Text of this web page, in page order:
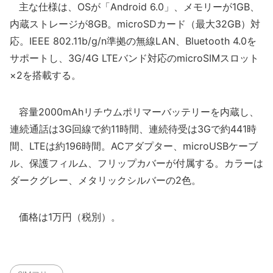
主な仕様は、OSが「Android 6.0」、メモリーが1GB、
内蔵ストレージが8GB。microSDカード（最大32GB）対
応。IEEE 802.11b/g/n準拠の無線LAN、Bluetooth 4.0を
サポートし、3G/4G LTEバンド対応のmicroSIMスロット
×2を搭載する。
容量2000mAhリチウムポリマーバッテリーを内蔵し、
連続通話は3G回線で約11時間、連続待受は3Gで約441時
間、LTEは約196時間。ACアダプター、microUSBケーブ
ル、保護フィルム、フリップカバーが付属する。カラーは
ダークグレー、メタリックシルバーの2色。
価格は1万円（税別）。